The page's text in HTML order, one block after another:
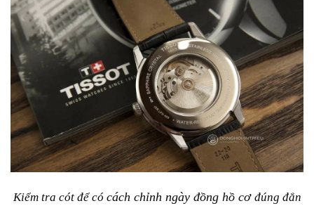
Kiểm tra cót để có cách chỉnh ngày đồng hồ cơ đúng đắn